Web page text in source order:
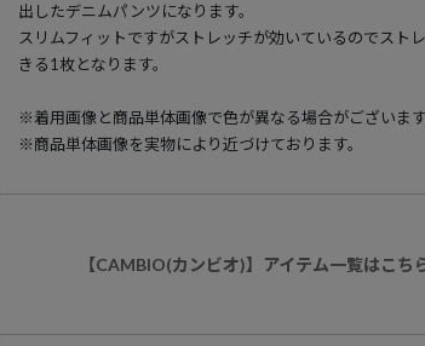
出したデニムパンツになります。
スリムフィットですがストレッチが効いているのでスト
きる1枚となります。
※着用画像と商品単体画像で色が異なる場合がございます
※商品単体画像を実物により近づけております。
【CAMBIO(カンビオ)】アイテム一覧はこち